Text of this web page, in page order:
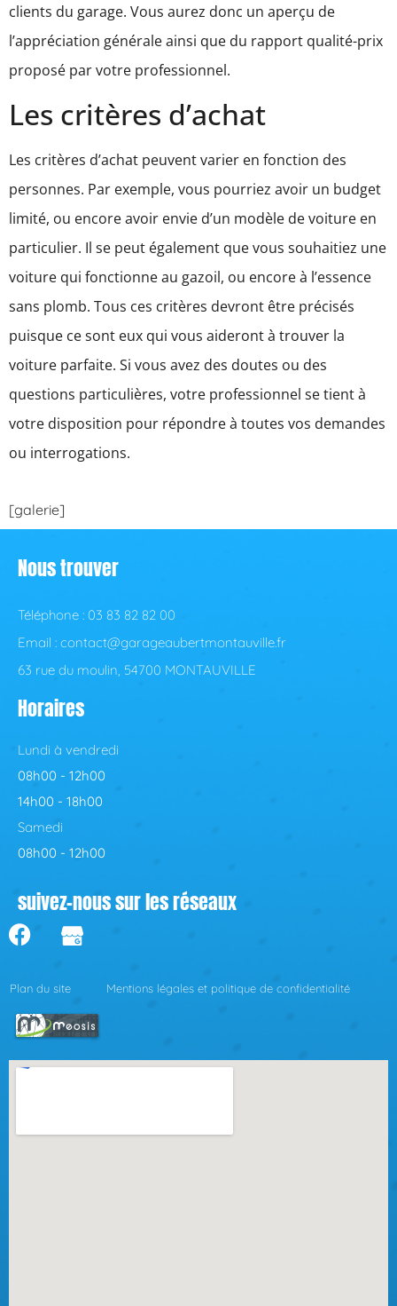
clients du garage. Vous aurez donc un aperçu de
l’appréciation générale ainsi que du rapport qualité-prix
proposé par votre professionnel.
Les critères d’achat
Les critères d’achat peuvent varier en fonction des
personnes. Par exemple, vous pourriez avoir un budget
limité, ou encore avoir envie d’un modèle de voiture en
particulier. Il se peut également que vous souhaitiez une
voiture qui fonctionne au gazoil, ou encore à l’essence
sans plomb. Tous ces critères devront être précisés
puisque ce sont eux qui vous aideront à trouver la
voiture parfaite. Si vous avez des doutes ou des
questions particulières, votre professionnel se tient à
votre disposition pour répondre à toutes vos demandes
ou interrogations.
[galerie]
Nous trouver
Téléphone : 03 83 82 82 00
Email : contact@garageaubertmontauville.fr
63 rue du moulin, 54700 MONTAUVILLE
Horaires
Lundi à vendredi
08h00 - 12h00
14h00 - 18h00
Samedi
08h00 - 12h00
suivez-nous sur les réseaux
Plan du site Mentions légales et politique de confidentialité